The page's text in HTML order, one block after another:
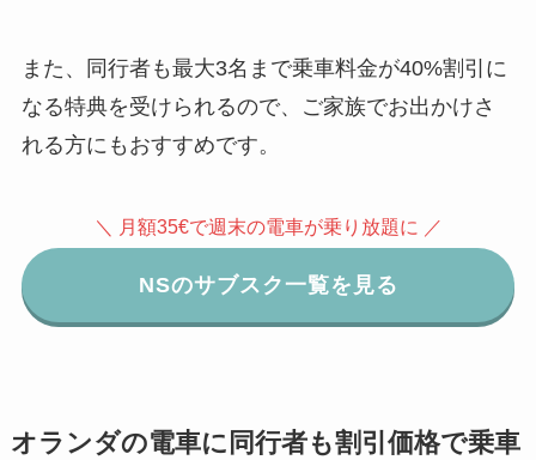
また、同行者も最大3名まで乗車料金が40%割引に
なる特典を受けられるので、ご家族でお出かけさ
れる方にもおすすめです。
＼ 月額35€で週末の電車が乗り放題に ／
NSのサブスク一覧を見る
オランダの電車に同行者も割引価格で乗車